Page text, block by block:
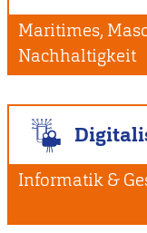
Maritimes,
Nachhaltigkeit
Informatik &